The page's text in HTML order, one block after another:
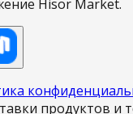
Hisor Market.
продуктов и